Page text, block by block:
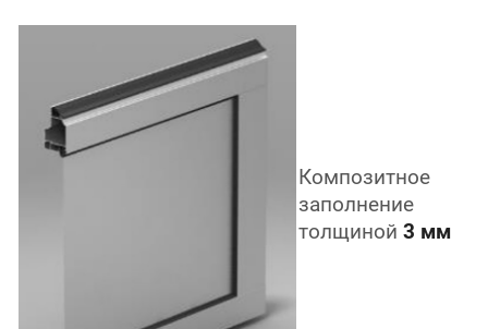
Композитное
заполнение
толщиной 3 мм